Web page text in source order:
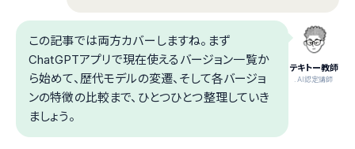
テキトー教師
.AI認定講師
この記事では両方カバーしますね。まず
ChatGPTアプリで現在使えるバージョン一覧か
ら始めて、歴代モデルの変遷、そして各バージョ
ンの特徴の比較まで、ひとつひとつ整理していき
ましょう。